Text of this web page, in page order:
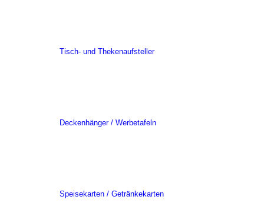
Tisch- und Thekenaufsteller
Deckenhänger / Werbetafeln
Speisekarten / Getränkekarten